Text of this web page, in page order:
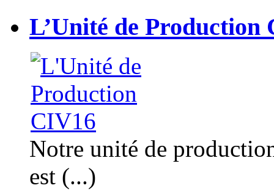
L’Unité de Production
Notre unité de
est (...)